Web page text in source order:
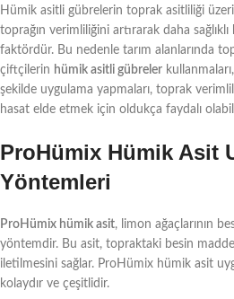
Hümik asitli gübrelerin toprak asitliliği
toprağın verimliliğini artırarak daha
faktördür. Bu nedenle tarım alanlarında
çiftçilerin hümik asitli gübreler
şekilde uygulama yapmaları, toprak
hasat elde etmek için oldukça faydalı
ProHümix Hümik Asit
Yöntemleri
ProHümix hümik asit, limon ağaçlarının
yöntemdir. Bu asit, topraktaki besin
iletilmesini sağlar. ProHümix hümik asit
kolaydır ve çeşitlidir.